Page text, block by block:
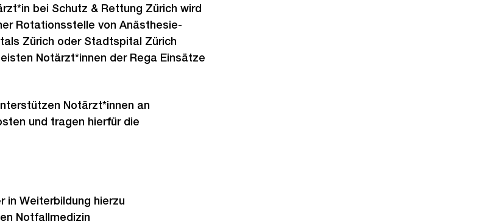
bei Schutz & Rettung Zürich wird
Rotationsstelle von Anästhesie-
Zürich oder Stadtspital Zürich
Notärzt*innen der Rega Einsätze
Notärzt*innen an
und tragen hierfür die
in Weiterbildung hierzu
Notfallmedizin